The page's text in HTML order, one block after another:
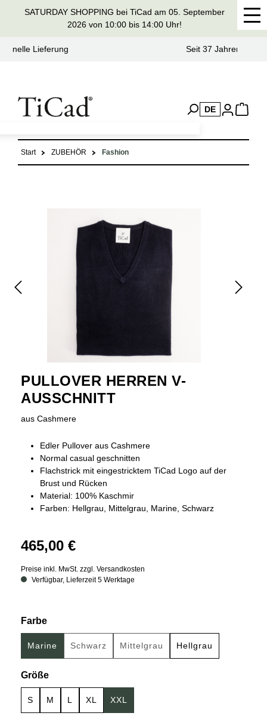
springen
SATURDAY SHOPPING bei TiCad am 05. September
2026 von 10:00 bis 14:00 Uhr!
Seit 37 Jahren Handmade in Germany
DE
Start ZUBEHÖR Fashion
PULLOVER HERREN V-
AUSSCHNITT
aus Cashmere
Edler Pullover aus Cashmere
Normal casual geschnitten
Flachstrick mit eingestricktem TiCad Logo auf der
Brust und Rücken
Material: 100% Kaschmir
Farben: Hellgrau, Mittelgrau, Marine, Schwarz
465,00 €
Preise inkl. MwSt. zzgl. Versandkosten
Verfügbar, Lieferzeit 5 Werktage
Farbeauswählen
Marine Schwarz(Diese Option ist zurzeit nicht verfügbar.)
Mittelgrau(Diese Option ist zurzeit nicht
Hellgrau
Größeauswählen
S M L XL XXL